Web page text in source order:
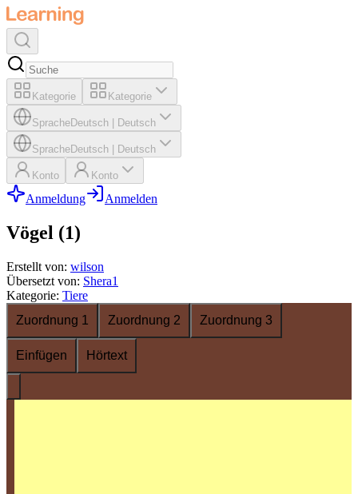
Kategorie Kategorie
SpracheDeutsch Deutsch
SpracheDeutsch Deutsch
Konto Konto
Anmeldung Anmelden
Vögel (1)
Erstellt von: wilson
Übersetzt von: Shera1
Kategorie: Tiere
Zuordnung 1
Zuordnung 2 Zuordnung 3
Einfügen Hörtext